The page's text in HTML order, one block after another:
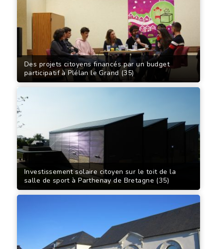
Des projets citoyens financés par un budget
participatif à Plélan le Grand (35)
Investissement solaire citoyen sur le toit de la
salle de sport à Parthenay de Bretagne (35)